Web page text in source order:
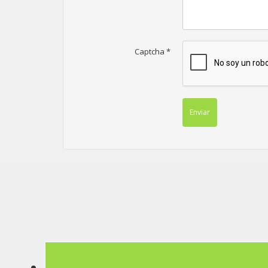
Captcha *
Enviar